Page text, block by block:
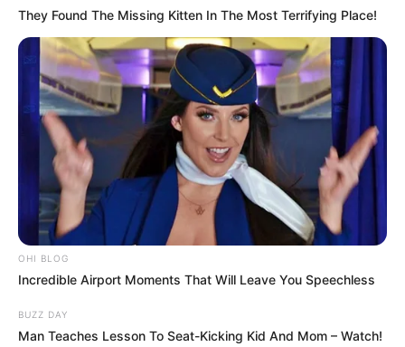
Serem! 9 Chat Ojek Online &
Pelanggan Ini Bikin Auto
Merinding
They Found The Missing Kitten In The Most Terrifying Place!
OHI BLOG
Incredible Airport Moments That Will Leave You Speechless
BUZZ DAY
Man Teaches Lesson To Seat-Kicking Kid And Mom – Watch!